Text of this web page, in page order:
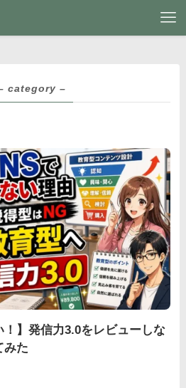
category –
！】発信力3.0をレビューしな
みた